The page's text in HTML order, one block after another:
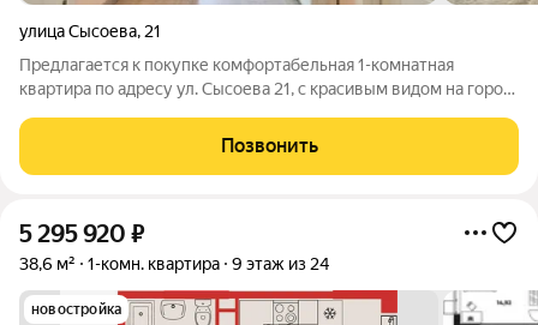
улица Сысоева, 21
Предлагается к покупке комфортабельная 1-комнатная
квартира по адресу ул. Сысоева 21, с красивым видом на город.
Совмещенный санузел и просторный застекленный балкон.
Квартира идеально подходит
Позвонить
5 295 920 ₽
38,6 м² 1-комн. квартира 9 этаж из 24
новостройка